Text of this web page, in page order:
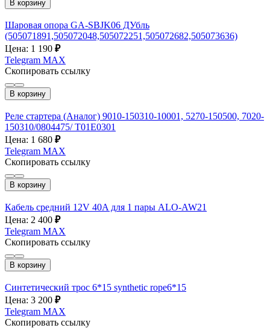
В корзину
Шаровая опора GA-SBJK06 ДУбль
(505071891,505072048,505072251,505072682,505073636)
Цена: 1 190 ₽
Telegram MAX
Скопировать ссылку
В корзину
Реле стартера (Аналог) 9010-150310-10001, 5270-150500, 7020-
150310/0804475/ T01E0301
Цена: 1 680 ₽
Telegram MAX
Скопировать ссылку
В корзину
Кабель средний 12V 40A для 1 пары ALO-AW21
Цена: 2 400 ₽
Telegram MAX
Скопировать ссылку
В корзину
Синтетический трос 6*15 synthetic rope6*15
Цена: 3 200 ₽
Telegram MAX
Скопировать ссылку